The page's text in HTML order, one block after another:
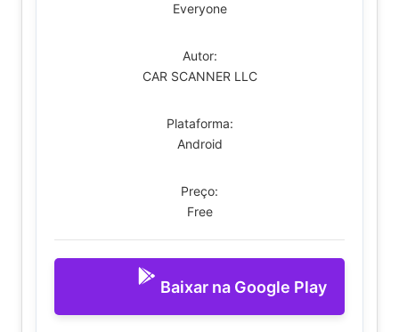
Everyone
Autor:
CAR SCANNER LLC
Plataforma:
Android
Preço:
Free
Baixar na Google Play